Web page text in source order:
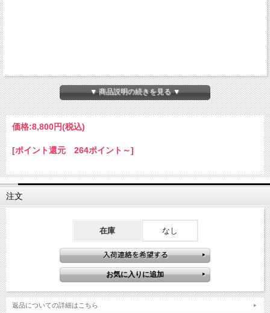
【NB-SELECT-61057】空間の電磁波を見える化！3軸センサー搭載 高精度電磁波測
---------------------------------------------------------------------
【製品説明】
テレビ、電子レンジ、Wi-Fiルーター、スマートフォン、PCなど、身近な家電製品か
ら発生する電磁波を測定できます。磁界・電界の両方に対応し、数値をリアルタイム
X・Y・Zの3方向から電磁波を検知し、空間内の電磁波を立体的に測定。細かな変化
視認性の高いカラーディスプレイを採用。測定値だけでなく、安全レベルを色分け表
示することで、現在の電磁波状況をひと目で確認できます。
▼ 商品説明の続きを見る ▼
価格:8,800円(税込)
[ポイント還元 264ポイント～]
注文
在庫 なし
返品についての詳細はこちら